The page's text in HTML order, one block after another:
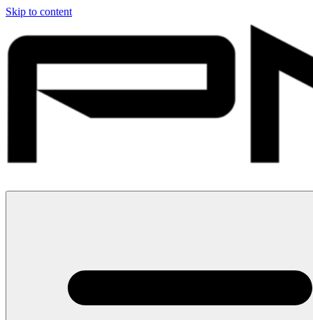
Skip to content